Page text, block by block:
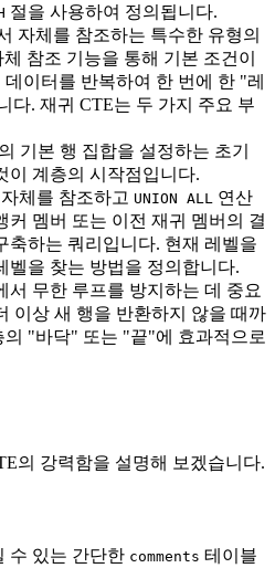
절을 사용하여 정의됩니다.
자체를 참조하는 특수한 유형의
참조 기능을 통해 기본 조건이
이터를 반복하여 한 번에 한 "레
다. 재귀 CTE는 두 가지 주요 부
기본 행 집합을 설정하는 초기
이 계층의 시작점입니다.
체를 참조하고 UNION ALL
연산
커 멤버 또는 이전 재귀 멤버의 결
축하는 쿼리입니다. 현재 레벨을
벨을 찾는 방법을 정의합니다.
서 무한 루프를 방지하는 데 중요
이상 새 행을 반환하지 않을 때까
의 "바닥" 또는 "끝"에 효과적으로
의 강력함을 설명해 보겠습니다.
수 있는 간단한 comments 테이블